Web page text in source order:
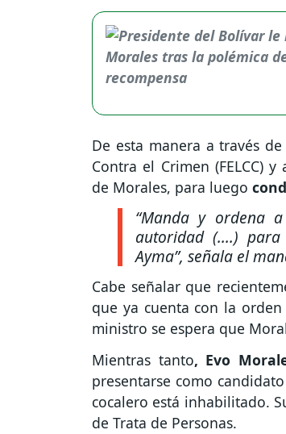
De esta manera a través
Contra el Crimen (FELCC)
de Morales, para luego
“Manda y ordena
autoridad (....)
Ayma”, señala el
Cabe señalar que
que ya cuenta con la
ministro se espera que
Mientras tanto, Evo
presentarse como
cocalero está inhabilitado.
de Trata de Personas.